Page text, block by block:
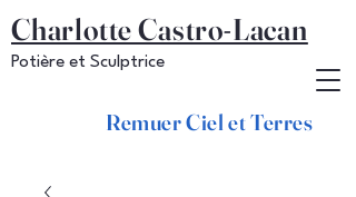
Remuer Ciel et Terres
Potière et Sculptrice
Charlotte Castro-Lacan